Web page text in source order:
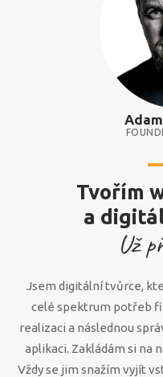
Tvořím
a
Už
Jsem digitální tvůrce,
celé spektrum potřeb
realizaci a následnou
aplikaci. Zakládám si na
Vždy se jim snažím vyjít